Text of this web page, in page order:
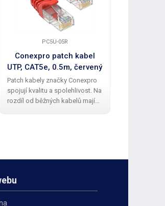
PC5U-05R
Conexpro patch kabel
UTP, CAT5e, 0.5m, červený
Patch kabely značky Conexpro
spojují kvalitu a spolehlivost. Na
rozdíl od běžných kabelů mají